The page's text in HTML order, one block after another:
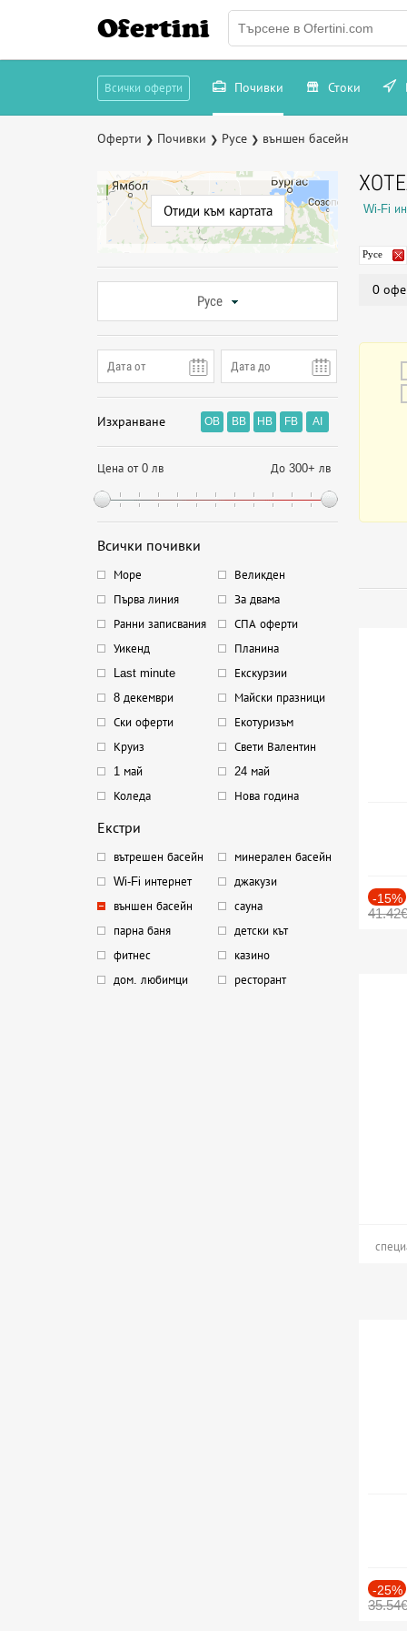
Ofertini
Всички оферти Почивки Стоки
Оферти ❯ Почивки ❯ Русе ❯ външен басейн
Отиди към картата
Русе
Изхранване OB BB HB FB AI
Цена от 0 лв До 300+ лв
Всички почивки
Море
Великден
Първа линия
За двама
Ранни записвания
СПА оферти
Уикенд
Планина
Last minute
Екскурзии
8 декември
Майски празници
Ски оферти
Екотуризъм
Круиз
Свети Валентин
1 май
24 май
Коледа
Нова година
Екстри
вътрешен басейн
минерален басейн
Wi-Fi интернет
джакузи
външен басейн
сауна
парна баня
детски кът
фитнес
казино
дом. любимци
ресторант
Wi-Fi
Русе
0
-15%
41.42€
-25%
35.54€